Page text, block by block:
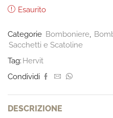
Esaurito
Categorie Bomboniere
Sacchetti e Scatoline
Tag: Hervit
Condividi
DESCRIZIONE